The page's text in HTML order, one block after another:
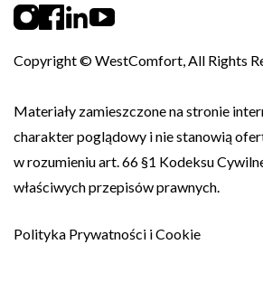
Copyright © WestComfort, All Rights
Materiały zamieszczone na stronie
charakter poglądowy i nie stanowią
w rozumieniu art. 66 §1 Kodeksu
właściwych przepisów prawnych.
Polityka Prywatności i Cookie